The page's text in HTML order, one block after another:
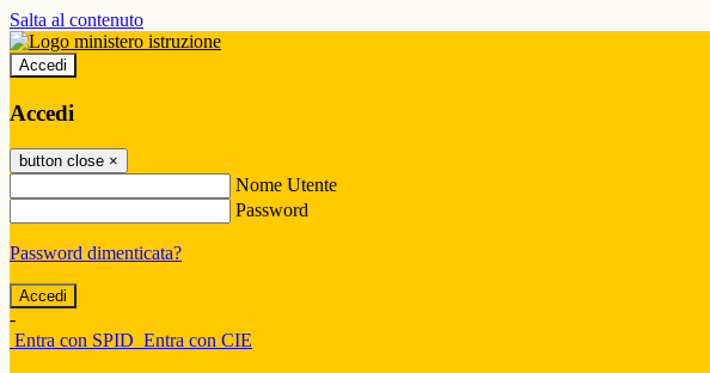
Salta al contenuto
Accedi
Accedi
button close ×
Nome Utente
Password
Password dimenticata?
-
Entra con SPID Entra con CIE